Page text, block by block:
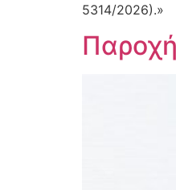
5314/2026).»